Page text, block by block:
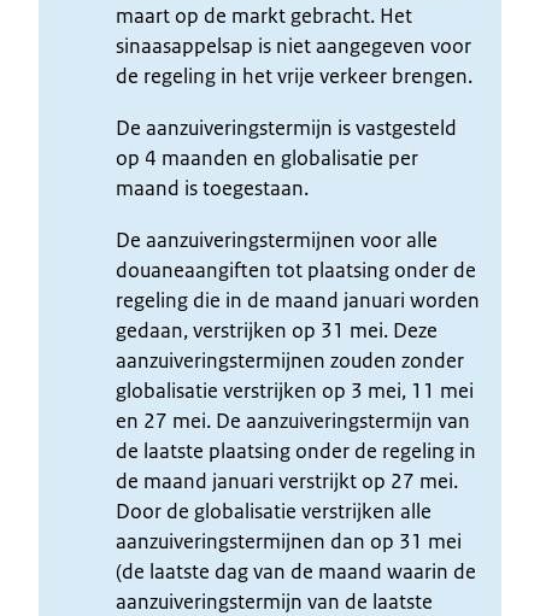
maart op de markt gebracht. Het
sinaasappelsap is niet aangegeven voor
de regeling in het vrije verkeer brengen.
De aanzuiveringstermijn is vastgesteld
op 4 maanden en globalisatie per
maand is toegestaan.
De aanzuiveringstermijnen voor alle
douaneaangiften tot plaatsing onder de
regeling die in de maand januari worden
gedaan, verstrijken op 31 mei. Deze
aanzuiveringstermijnen zouden zonder
globalisatie verstrijken op 3 mei, 11 mei
en 27 mei. De aanzuiveringstermijn van
de laatste plaatsing onder de regeling in
de maand januari verstrijkt op 27 mei.
Door de globalisatie verstrijken alle
aanzuiveringstermijnen dan op 31 mei
(de laatste dag van de maand waarin de
aanzuiveringstermijn van de laatste